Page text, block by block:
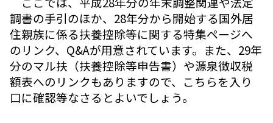
調書の手引のほか、28年分から開始する国外居
住親族に係る扶養控除等に関する特集ページへ
のリンク、Q&Aが用意されています。また、29年
分のマル扶（扶養控除等申告書）や源泉徴収税
額表へのリンクもありますので、こちらを入り
口に確認等なさるとよいでしょう。